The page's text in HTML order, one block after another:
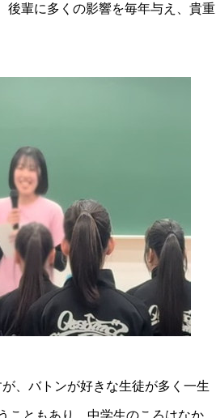
後輩に多くの影響を毎年与え、貴重
、バトンが好きな生徒が多く一生
こともあり、中学生のころはなか